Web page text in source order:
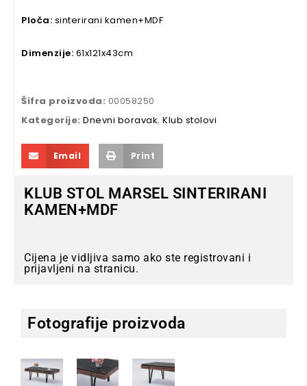
Ploča: sinterirani kamen+MDF
Dimenzije: 61x121x43cm
Šifra proizvoda: 00058250
Kategorije: Dnevni boravak, Klub stolovi
Email Print
KLUB STOL MARSEL SINTERIRANI
KAMEN+MDF
Cijena je vidljiva samo ako ste registrovani i
prijavljeni na stranicu.
Fotografije proizvoda